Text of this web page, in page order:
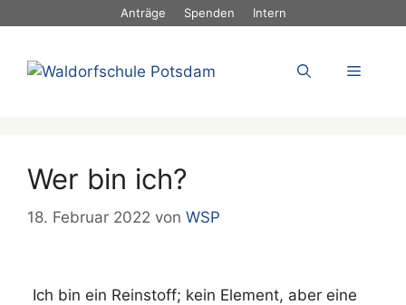
Anträge Spenden Intern
Menü
Wer bin ich?
18. Februar 2022 von WSP
Ich bin ein Reinstoff; kein Element, aber eine